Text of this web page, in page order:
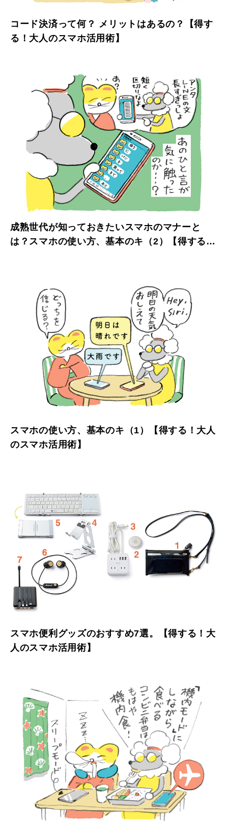
コード決済って何？ メリットはあるの？【得す
る！大人のスマホ活用術】
成熟世代が知っておきたいスマホのマナーと
は？スマホの使い方、基本のキ（2）【得する！
スマホの使い方、基本のキ（1）【得する！大人
のスマホ活用術】
スマホ便利グッズのおすすめ7選。【得する！大
人のスマホ活用術】